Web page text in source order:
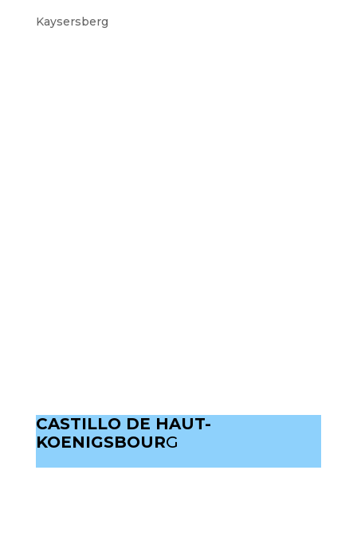
Kaysersberg
CASTILLO DE HAUT-
KOENIGSBOURG